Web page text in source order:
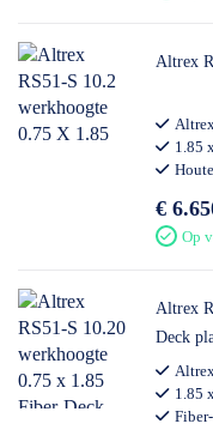
Altrex
1.85
€
Op
Altrex
Deck
1.85